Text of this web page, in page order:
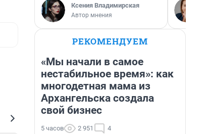
Ксения Владимирская
Автор мнения
РЕКОМЕНДУЕМ
«Мы начали в самое
нестабильное время»: как
многодетная мама из
Архангельска создала
свой бизнес
5 часов 2 951 4